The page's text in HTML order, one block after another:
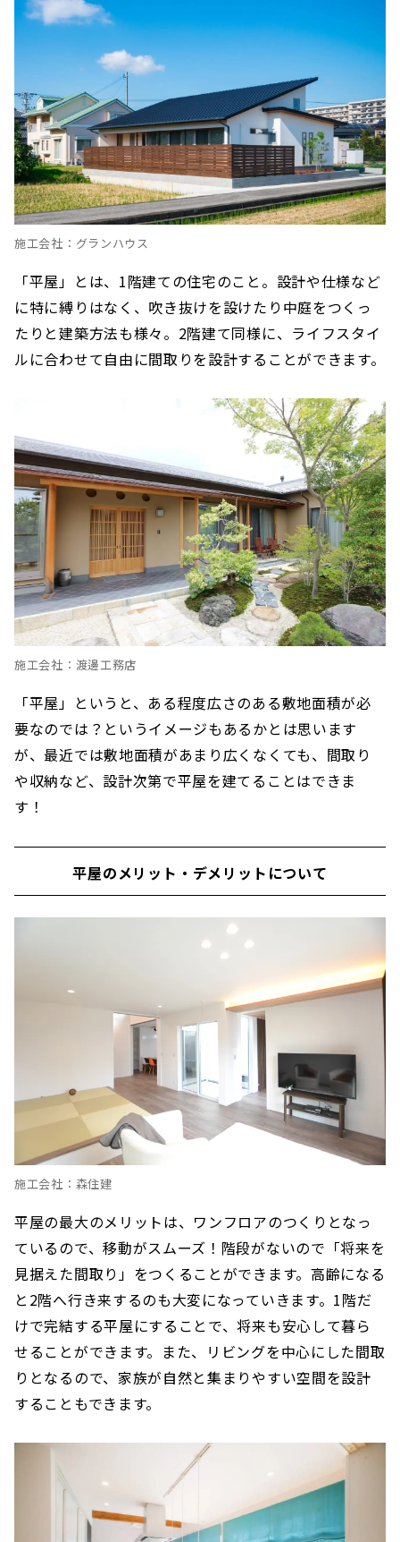
施工会社：グランハウス
「平屋」とは、1階建ての住宅のこと。設計や仕様など
に特に縛りはなく、吹き抜けを設けたり中庭をつくっ
たりと建築方法も様々。2階建て同様に、ライフスタイ
ルに合わせて自由に間取りを設計することができます。
施工会社：渡邊工務店
「平屋」というと、ある程度広さのある敷地面積が必
要なのでは？というイメージもあるかとは思います
が、最近では敷地面積があまり広くなくても、間取り
や収納など、設計次第で平屋を建てることはできま
す！
平屋のメリット・デメリットについて
施工会社：森住建
平屋の最大のメリットは、ワンフロアのつくりとなっ
ているので、移動がスムーズ！階段がないので「将来を
見据えた間取り」をつくることができます。高齢になる
と2階へ行き来するのも大変になっていきます。1階だ
けで完結する平屋にすることで、将来も安心して暮ら
せることができます。また、リビングを中心にした間取
りとなるので、家族が自然と集まりやすい空間を設計
することもできます。